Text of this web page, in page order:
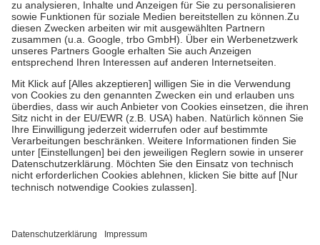
höchstens zehn Euro.Es sind jedoch nie mehr als die tatsächlichen
Kosten der Leistung zu entrichten.
Diese Regeln gelten grundsätzlich auch für Online-Apotheken.
Bei Heilmitteln und häuslicher Krankenpflege beträgt die
Zuzahlung zehn Prozent der Kosten sowie zehn Euro je
Verordnung.
Um das Engagement der Versicherten für ihre eigene Gesundheit zu
stärken und die besondere Stellung der Familie zu unterstützen,
fallenkeine Zuzahlungenan bei:
• Kindern und Jugendlichen bis zum vollendeten 18. Lebensjahr
mit Ausnahme der Fahrkosten
• Untersuchungen zur Vorsorge und Früherkennung, die von der
GKV getragen werden